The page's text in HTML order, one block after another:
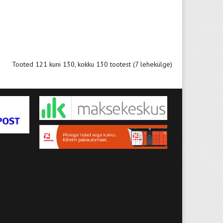
Tooted 121 kuni 130, kokku 130 tootest (7 lehekülge)